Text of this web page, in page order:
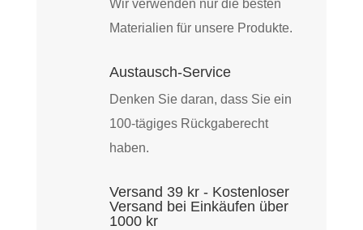
Wir verwenden nur die besten
Materialien für unsere Produkte.
Austausch-Service
Denken Sie daran, dass Sie ein
100-tägiges Rückgaberecht
haben.
Versand 39 kr - Kostenloser
Versand bei Einkäufen über
1000 kr